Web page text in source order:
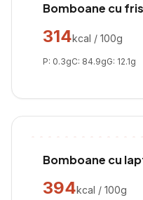
Bomboane cu
314kcal / 100g
P: 0.3gC: 84.9gG: 12.1g
Bomboane cu
394kcal / 100g